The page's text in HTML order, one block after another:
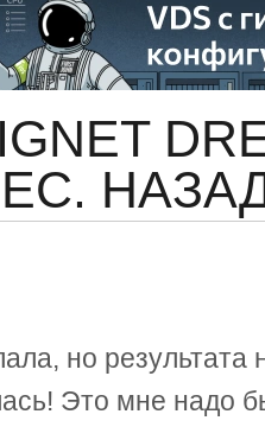
но результата
Это мне надо